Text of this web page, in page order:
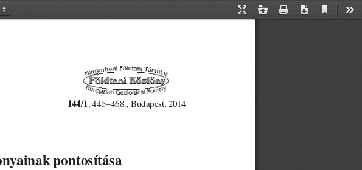
Presentation
Open Print Download
Current
pontosítása
144/1, 445–468., Budapest, 2014